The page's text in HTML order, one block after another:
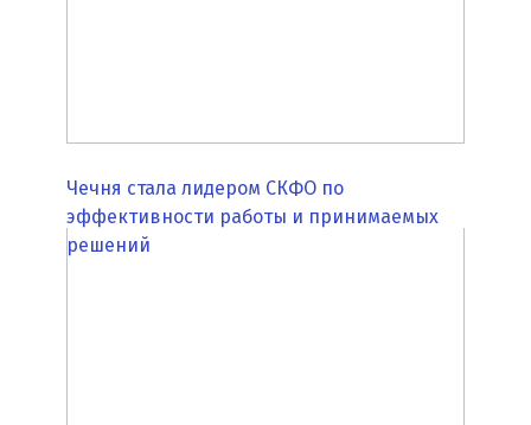
Чечня стала лидером СКФО по
эффективности работы и принимаемых
решений